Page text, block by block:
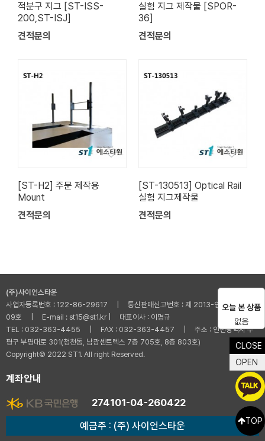
적분구 지그 [ST-ISS-
200,ST-ISJ]
견적문의
실험 지그 제작물 [SPOR-
36]
견적문의
[ST-H2] 주문 제작용
Mount
견적문의
[ST-130513] Optical Rail
실험 지그제작물
견적문의
(주)사이언스타운
사업자등록번호 : 122-86-29617 | 통신판매신고번호 : 제 2013-인천부평-001
09호 | E-mail : st15@st1.kr | 대표이사 : 이명규
TEL : 032-363-4455 | FAX : 032-363-4457 | 주소 : 인천광역시 부
평구 부평대로 301(청천동, 남광센트렉스 7층 705호, 8층 803호)
Copyright© 2022 ST1. All right Reserved.
계좌안내
274101-04-260422
예금주 : (주) 사이언스타운
CLOSE
OPEN
오늘 본 상품
없음
TOP